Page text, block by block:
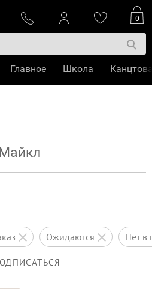
ожидаются нет
0
Главное Школа